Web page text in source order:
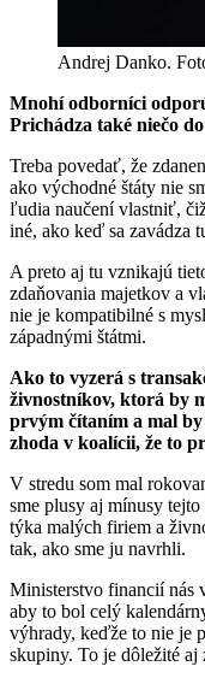
Andrej Danko.
Mnohí odborníci
Prichádza také niečo
Treba povedať, že
ako východné štáty nie
ľudia naučení vlastniť,
iné, ako keď sa zavádza
A preto aj tu vznikajú
zdaňovania majetkov a
nie je kompatibilné s
západnými štátmi.
Ako to vyzerá s
živnostníkov, ktorá by
prvým čítaním a mal
zhoda v koalícii, že to
V stredu som mal
sme plusy aj mínusy
týka malých firiem a
tak, ako sme ju navrhli.
Ministerstvo financií nás
aby to bol celý
výhrady, keďže to nie je
skupiny. To je dôležité